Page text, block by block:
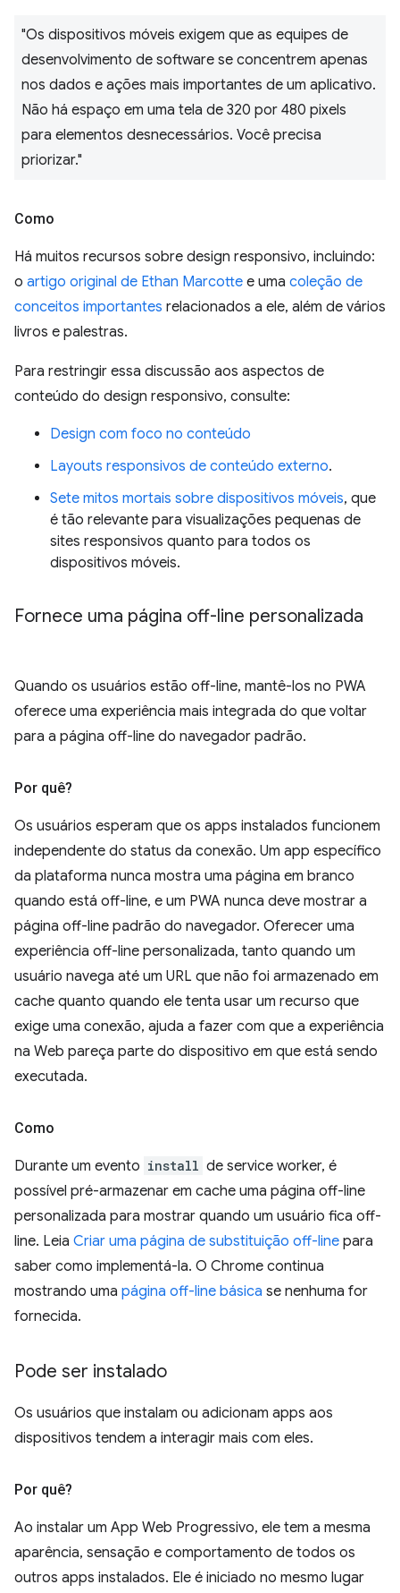
"Os dispositivos móveis exigem que as equipes de
desenvolvimento de software se concentrem apenas
nos dados e ações mais importantes de um aplicativo.
Não há espaço em uma tela de 320 por 480 pixels
para elementos desnecessários. Você precisa
priorizar."
Como
Há muitos recursos sobre design responsivo, incluindo:
o artigo original de Ethan Marcotte e uma coleção de
conceitos importantes relacionados a ele, além de vários
livros e palestras.
Para restringir essa discussão aos aspectos de
conteúdo do design responsivo, consulte:
Design com foco no conteúdo
Layouts responsivos de conteúdo externo.
Sete mitos mortais sobre dispositivos móveis, que
é tão relevante para visualizações pequenas de
sites responsivos quanto para todos os
dispositivos móveis.
Fornece uma página off-line personalizada
Quando os usuários estão off-line, mantê-los no PWA
oferece uma experiência mais integrada do que voltar
para a página off-line do navegador padrão.
Por quê?
Os usuários esperam que os apps instalados funcionem
independente do status da conexão. Um app específico
da plataforma nunca mostra uma página em branco
quando está off-line, e um PWA nunca deve mostrar a
página off-line padrão do navegador. Oferecer uma
experiência off-line personalizada, tanto quando um
usuário navega até um URL que não foi armazenado em
cache quanto quando ele tenta usar um recurso que
exige uma conexão, ajuda a fazer com que a experiência
na Web pareça parte do dispositivo em que está sendo
executada.
Como
Durante um evento install de service worker, é
possível pré-armazenar em cache uma página off-line
personalizada para mostrar quando um usuário fica off-
line. Leia Criar uma página de substituição off-line para
saber como implementá-la. O Chrome continua
mostrando uma página off-line básica se nenhuma for
fornecida.
Pode ser instalado
Os usuários que instalam ou adicionam apps aos
dispositivos tendem a interagir mais com eles.
Por quê?
Ao instalar um App Web Progressivo, ele tem a mesma
aparência, sensação e comportamento de todos os
outros apps instalados. Ele é iniciado no mesmo lugar